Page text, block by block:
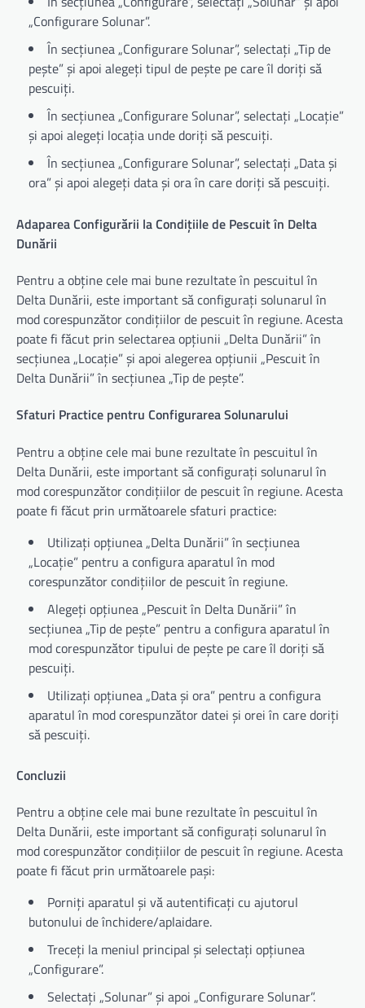
„Configurare Solunar”.
În secțiunea „Configurare Solunar”, selectați „Tip de
pește” și apoi alegeți tipul de pește pe care îl doriți să
pescuiți.
În secțiunea „Configurare Solunar”, selectați „Locație”
și apoi alegeți locația unde doriți să pescuiți.
În secțiunea „Configurare Solunar”, selectați „Data și
ora” și apoi alegeți data și ora în care doriți să pescuiți.
Adaparea Configurării la Condițiile de Pescuit în Delta
Dunării
Pentru a obține cele mai bune rezultate în pescuitul în
Delta Dunării, este important să configurați solunarul în
mod corespunzător condițiilor de pescuit în regiune. Acesta
poate fi făcut prin selectarea opțiunii „Delta Dunării” în
secțiunea „Locație” și apoi alegerea opțiunii „Pescuit în
Delta Dunării” în secțiunea „Tip de pește”.
Sfaturi Practice pentru Configurarea Solunarului
Pentru a obține cele mai bune rezultate în pescuitul în
Delta Dunării, este important să configurați solunarul în
mod corespunzător condițiilor de pescuit în regiune. Acesta
poate fi făcut prin următoarele sfaturi practice:
Utilizați opțiunea „Delta Dunării” în secțiunea
„Locație” pentru a configura aparatul în mod
corespunzător condițiilor de pescuit în regiune.
Alegeți opțiunea „Pescuit în Delta Dunării” în
secțiunea „Tip de pește” pentru a configura aparatul în
mod corespunzător tipului de pește pe care îl doriți să
pescuiți.
Utilizați opțiunea „Data și ora” pentru a configura
aparatul în mod corespunzător datei și orei în care doriți
să pescuiți.
Concluzii
Pentru a obține cele mai bune rezultate în pescuitul în
Delta Dunării, este important să configurați solunarul în
mod corespunzător condițiilor de pescuit în regiune. Acesta
poate fi făcut prin următoarele pași:
Porniți aparatul și vă autentificați cu ajutorul
butonului de închidere/aplaidare.
Treceți la meniul principal și selectați opțiunea
„Configurare”.
Selectați „Solunar” și apoi „Configurare Solunar”.